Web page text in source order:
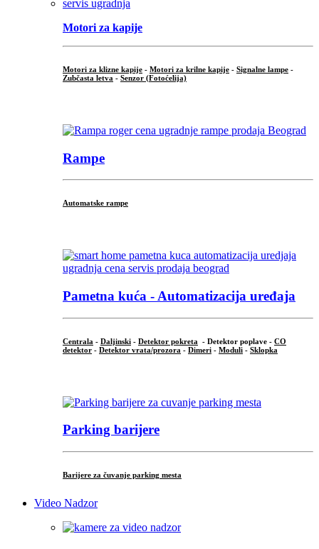
Motori za kapije
Motori za klizne kapije - Motori za krilne kapije - Signalne lampe -
Zubčasta letva - Senzor (Fotoćelija)
Rampe
Automatske rampe
Pametna kuća - Automatizacija uređaja
Centrala - Daljinski - Detektor pokreta - Detektor poplave - CO
detektor - Detektor vrata/prozora - Dimeri - Moduli - Sklopka
Parking barijere
Barijere za čuvanje parking mesta
Video Nadzor